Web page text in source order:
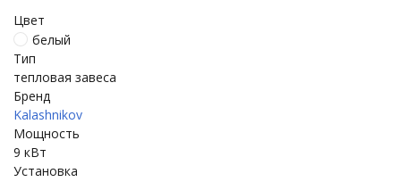
Цвет
белый
Тип
тепловая завеса
Бренд
Kalashnikov
Мощность
9 кВт
Установка